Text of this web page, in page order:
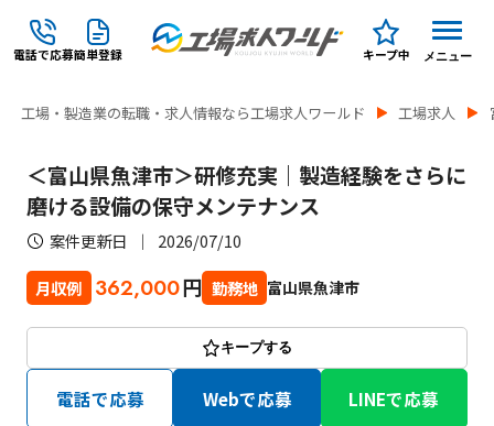
電話で応募簡単登録 キープ中 メニュー
工場・製造業の転職・求人情報なら工場求人ワールド 工場求人
＜富山県魚津市＞研修充実｜製造経験をさらに
磨ける設備の保守メンテナンス
案件更新日 2026/07/10
月収例 362,000円 勤務地 富山県魚津市
キープする
電話で応募 Webで応募 LINEで応募